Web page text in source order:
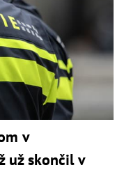
v
už skončil v